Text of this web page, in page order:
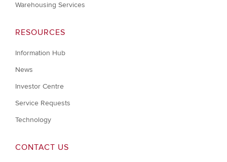
Warehousing Services
RESOURCES
Information Hub
News
Investor Centre
Service Requests
Technology
CONTACT US